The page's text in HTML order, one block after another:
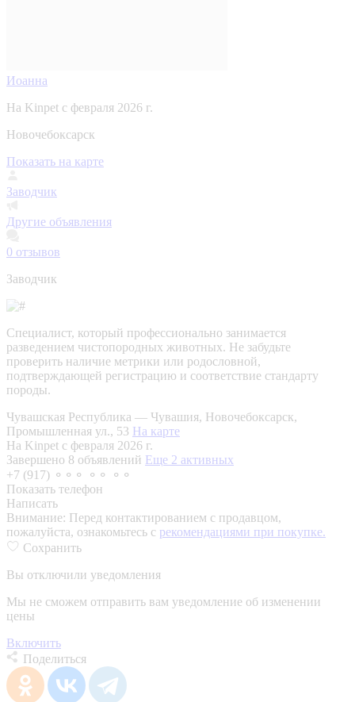
Иоанна
На Kinpet c февраля 2026 г.
Новочебоксарск
Показать на карте
Заводчик
Другие объявления
0 отзывов
Заводчик
Специалист, который профессионально занимается
разведением чистопородных животных. Не забудьте
проверить наличие метрики или родословной,
подтверждающей регистрацию и соответствие стандарту
породы.
Чувашская Республика — Чувашия, Новочебоксарск,
Промышленная ул., 53 На карте
На Kinpet c февраля 2026 г.
Завершено 8 объявлений Еще 2 активных
+7 (917) ⚬⚬⚬ ⚬⚬ ⚬⚬
Показать телефон
Написать
Внимание: Перед контактированием с продавцом,
пожалуйста, ознакомьтесь с рекомендациями при покупке.
Сохранить
Вы отключили уведомления
Мы не сможем отправить вам уведомление об изменении
цены
Включить
Поделиться